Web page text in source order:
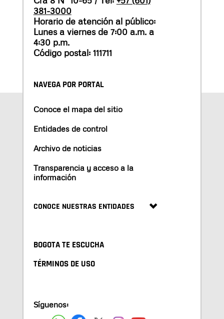
381-3000
Horario de atención al público:
Lunes a viernes de 7:00 a.m. a
4:30 p.m.
Código postal: 111711
NAVEGA POR PORTAL
Conoce el mapa del sitio
Entidades de control
Archivo de noticias
Transparencia y acceso a la
información
CONOCE NUESTRAS ENTIDADES
BOGOTA TE ESCUCHA
TÉRMINOS DE USO
Síguenos: